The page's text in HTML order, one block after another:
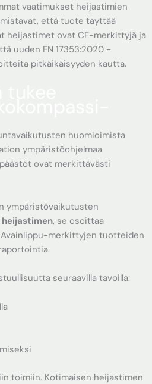
vaatimukset heijastimien
että tuote täyttää
heijastimet ovat CE-merkittyjä ja
uuden EN 17353:2020 -
pitkäikäisyyden kautta.
huomioimista
ympäristöohjelmaa
ovat merkittävästi
ympäristövaikutusten
, se osoittaa
merkittyjen tuotteiden
seuraavilla tavoilla:
toimiin. Kotimaisen heijastimen